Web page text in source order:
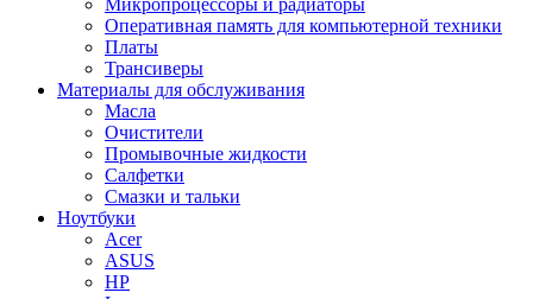
Микропроцессоры и радиаторы
Оперативная память для компьютерной техники
Платы
Трансиверы
Материалы для обслуживания
Масла
Очистители
Промывочные жидкости
Салфетки
Смазки и тальки
Ноутбуки
Acer
ASUS
HP